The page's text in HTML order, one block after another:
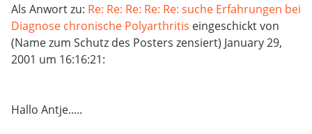
Als Anwort zu: Re: Re: Re: Re: Re: suche Erfahrungen bei
Diagnose chronische Polyarthritis eingeschickt von
(Name zum Schutz des Posters zensiert) January 29,
2001 um 16:16:21:
Hallo Antje.....